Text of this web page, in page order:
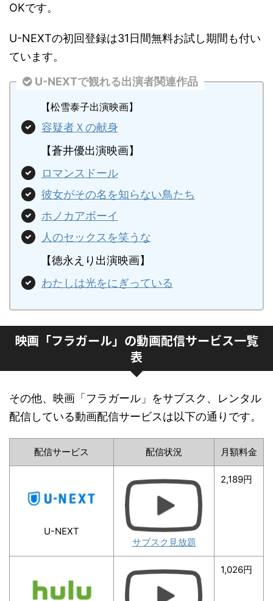
OKです。
U-NEXTの初回登録は31日間無料お試し期間も付い
ています。
U-NEXTで観れる出演者関連作品
【松雪泰子出演映画】
容疑者Ｘの献身
【蒼井優出演映画】
ロマンスドール
彼女がその名を知らない鳥たち
ホノカアボーイ
人のセックスを笑うな
【徳永えり出演映画】
わたしは光をにぎっている
映画「フラガール」の動画配信サービス一覧
表
その他、映画「フラガール」をサブスク、レンタル
配信している動画配信サービスは以下の通りです。
配信サービス 配信状況 月額料金
U-NEXT
サブスク見放題
2,189円
1,026円